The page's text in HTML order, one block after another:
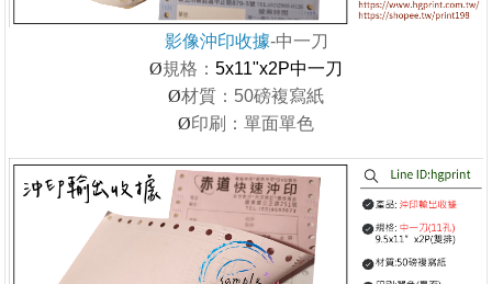
影像沖印收據-中一刀
Ø規格： 5x11"x2P中一刀
Ø材質：50磅複寫紙
Ø印刷：單面單色